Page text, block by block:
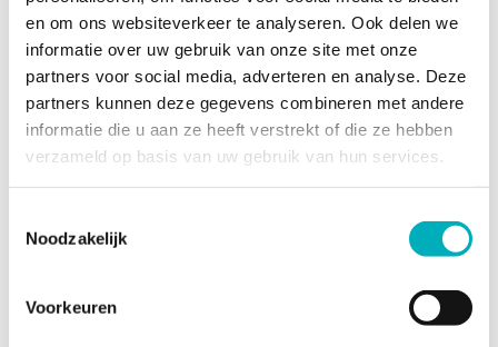
en om ons websiteverkeer te analyseren. Ook delen we
informatie over uw gebruik van onze site met onze
partners voor social media, adverteren en analyse. Deze
partners kunnen deze gegevens combineren met andere
informatie die u aan ze heeft verstrekt of die ze hebben
verzameld op basis van uw gebruik van hun services.
Noodzakelijk
Voorkeuren
Agustina Izurieta
1 maand geleden
Excelente servicio. La pileta es muy funcional al parto. Muy
completa. Explicaciones muy claras y el servicio de
entrega y recogida funciona bien
Hartelijke groet, Olga - Team Bevallingsbaden